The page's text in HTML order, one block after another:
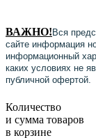
ВАЖНО! Вся
сайте информация
информационный
каких условиях не
публичной офертой.
Количество
и сумма товаров
в корзине